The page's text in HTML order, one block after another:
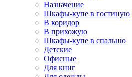
Назначение
Шкафы-купе в гостиную
В коридор
В прихожую
Шкафы-купе в спальню
Детские
Офисные
Для книг